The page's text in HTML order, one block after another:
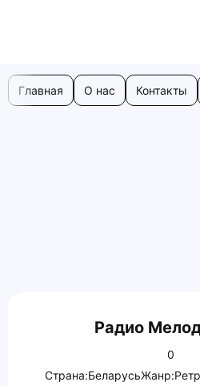
Главная О нас Контакты
Радио
0
Страна:БеларусьЖанр: